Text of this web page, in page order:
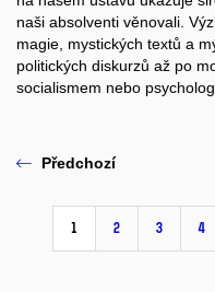
naši absolventi věnovali.
magie, mystických textů a
politických diskurzů až po
socialismem nebo
Předchozí
1 2 3 4